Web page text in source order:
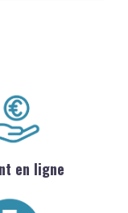
en ligne